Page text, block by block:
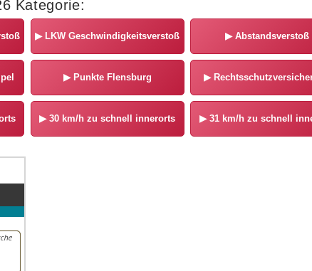
Kategorie:
▶LKW Geschwindigkeitsverstoß ▶Abstandsverstoß
▶Punkte Flensburg ▶
▶30 km/h zu schnell innerorts ▶31 km/h zu schnell